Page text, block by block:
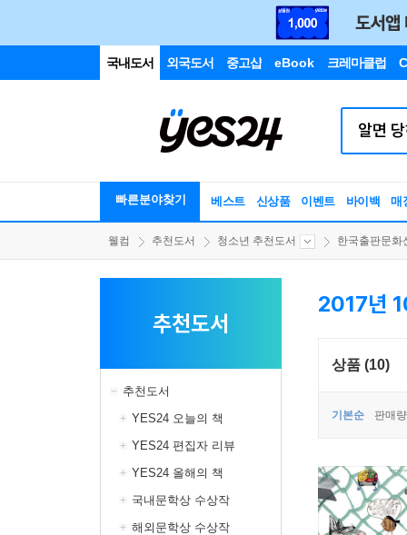
국내도서 외국도서 중고샵 eBook 크레마클럽
빠른분야찾기 베스트 신상품 이벤트 바이백 매
웰컴 추천도서 청소년 추천도서 한국출판문화
추천도서
추천도서
YES24 오늘의 책
YES24 편집자 리뷰
YES24 올해의 책
국내문학상 수상작
해외문학상 수상작
2017년
상품 (10)
기본순 판매